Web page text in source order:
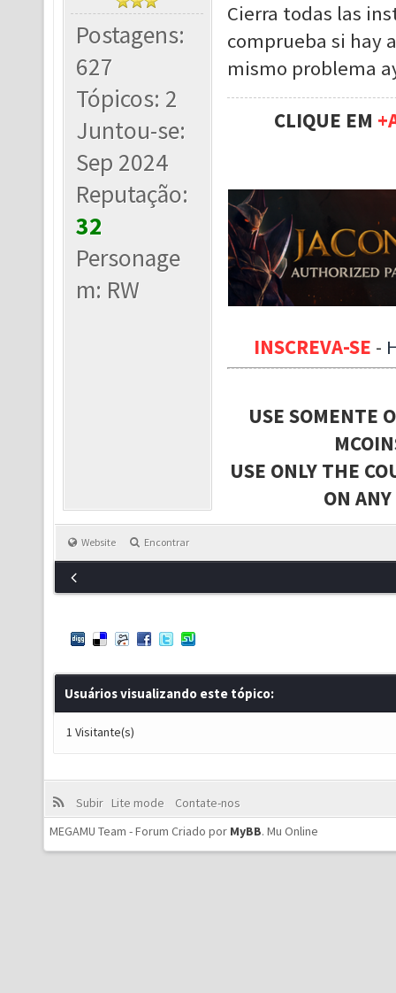
Postagens:
627
Tópicos: 2
Juntou-se:
Sep 2024
Reputação:
32
Personage
m: RW
Cierra todas las
comprueba si hay
mismo problema
CLIQUE EM
INSCREVA-SE -
USE SOMENTE
USE ONLY THE
ON
Website Encontrar
Usuários visualizando este tópico:
1 Visitante(s)
Subir Lite mode
Contate-nos
MEGAMU Team - Forum Criado por MyBB. Mu Online